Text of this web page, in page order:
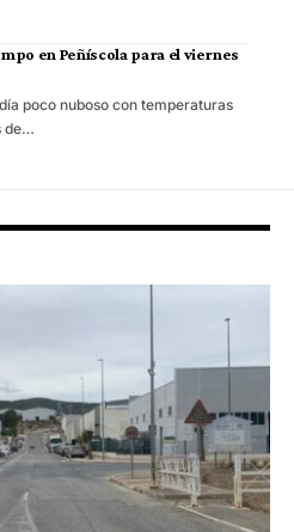
en Peñíscola para el viernes
poco nuboso con temperaturas
de…